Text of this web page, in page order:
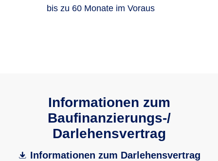
bis zu 60 Monate im Voraus
Informationen zum
Baufinanzie­rungs-/
Darlehensvertrag
Informationen zum Darlehensvertrag